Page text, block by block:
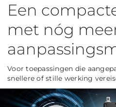
Een
met nóg
Voor toepassingen die
snellere of stille werking